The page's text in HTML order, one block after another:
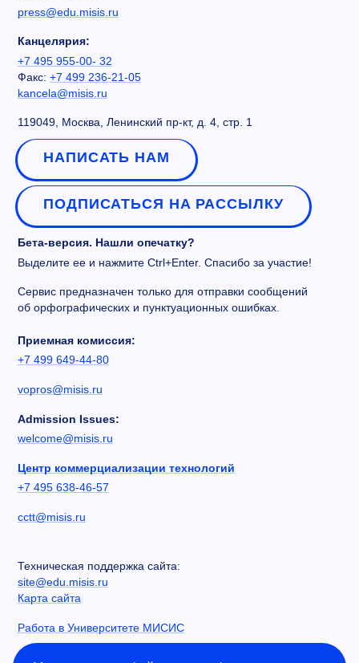
press@edu.misis.ru
Канцелярия:
+7 495 955-00- 32
Факс: +7 499 236-21-05
kancela@misis.ru
119049, Москва, Ленинский пр-кт, д. 4, стр. 1
НАПИСАТЬ НАМ
ПОДПИСАТЬСЯ НА РАССЫЛКУ
Бета-версия. Нашли опечатку?
Выделите ее и нажмите Ctrl+Enter. Спасибо за участие!
Сервис предназначен только для отправки сообщений
об орфографических и пунктуационных ошибках.
Приемная комиссия:
+7 499 649-44-80
vopros@misis.ru
Admission Issues:
welcome@misis.ru
Центр коммерциализации технологий
+7 495 638-46-57
cctt@misis.ru
Техническая поддержка сайта:
site@edu.misis.ru
Карта сайта
Работа в Университете МИСИС